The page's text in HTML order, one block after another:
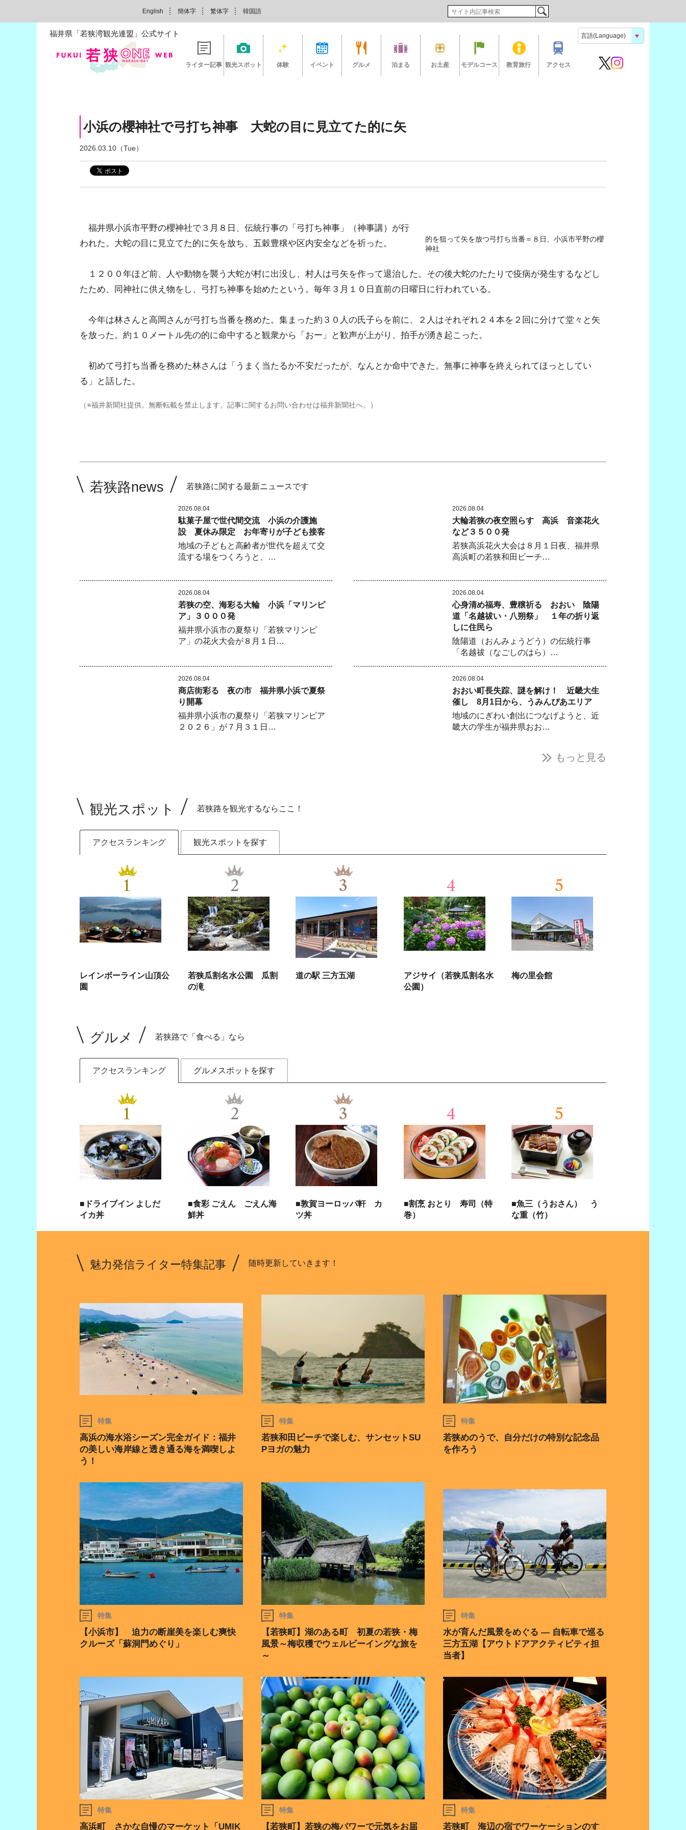
English 簡体字 繁体字 韓国語
福井県「若狭湾観光連盟」公式サイト
ライター記事 観光スポット 体験 イベント グルメ 泊まる お土産 モデルコース 教育旅行 アクセス
小浜の櫻神社で弓打ち神事 大蛇の目に見立てた的に矢
2026.03.10（Tue）
的を狙って矢を放つ弓打ち当番＝８日、小浜市平野の櫻
神社
福井県小浜市平野の櫻神社で３月８日、伝統行事の「弓打ち神事」（神事講）が行
われた。大蛇の目に見立てた的に矢を放ち、五穀豊穣や区内安全などを祈った。
１２００年ほど前、人や動物を襲う大蛇が村に出没し、村人は弓矢を作って退治した。その後大蛇のたたりで疫病が発生するなどし
たため、同神社に供え物をし、弓打ち神事を始めたという。毎年３月１０日直前の日曜日に行われている。
今年は林さんと高岡さんが弓打ち当番を務めた。集まった約３０人の氏子らを前に、２人はそれぞれ２４本を２回に分けて堂々と矢
を放った。約１０メートル先の的に命中すると観衆から「おー」と歓声が上がり、拍手が湧き起こった。
初めて弓打ち当番を務めた林さんは「うまく当たるか不安だったが、なんとか命中できた。無事に神事を終えられてほっとしてい
る」と話した。
（※福井新聞社提供。無断転載を禁止します。記事に関するお問い合わせは福井新聞社へ。）
若狭路news 若狭路に関する最新ニュースです
2026.08.04
駄菓子屋で世代間交流 小浜の介護施
設 夏休み限定 お年寄りが子ども接客
地域の子どもと高齢者が世代を超えて交
流する場をつくろうと、…
2026.08.04
大輪若狭の夜空照らす 高浜 音楽花火
など３５００発
若狭高浜花火大会は８月１日夜、福井県
高浜町の若狭和田ビーチ…
2026.08.04
若狭の空、海彩る大輪 小浜「マリンピ
ア」３０００発
福井県小浜市の夏祭り「若狭マリンピ
ア」の花火大会が８月１日…
2026.08.04
心身清め福寿、豊穣祈る おおい 陰陽
道「名越祓い・八朔祭」 １年の折り返
しに住民ら
陰陽道（おんみょうどう）の伝統行事
「名越祓（なごしのはら）…
2026.08.04
商店街彩る 夜の市 福井県小浜で夏祭
り開幕
福井県小浜市の夏祭り「若狭マリンピア
２０２６」が７月３１日…
2026.08.04
おおい町長失踪、謎を解け！ 近畿大生
催し 8月1日から、うみんぴあエリア
地域のにぎわい創出につなげようと、近
畿大の学生が福井県おお…
もっと見る
観光スポット 若狭路を観光するならここ！
アクセスランキング 観光スポットを探す
1
レインボーライン山頂公
園
2
若狭瓜割名水公園 瓜割
の滝
3
道の駅 三方五湖
4
アジサイ（若狭瓜割名水
公園）
5
梅の里会館
グルメ 若狭路で「食べる」なら
アクセスランキング グルメスポットを探す
1
■ドライブイン よしだ
イカ丼
2
■食彩 ごえん ごえん海
鮮丼
3
■敦賀ヨーロッパ軒 カ
ツ丼
4
■割烹 おとり 寿司（特
巻）
5
■魚三（うおさん） う
な重（竹）
魅力発信ライター特集記事 随時更新していきます！
特集
高浜の海水浴シーズン完全ガイド：福井
の美しい海岸線と透き通る海を満喫しよ
う！
特集
若狭和田ビーチで楽しむ、サンセットSU
Pヨガの魅力
特集
若狭めのうで、自分だけの特別な記念品
を作ろう
特集
【小浜市】 迫力の断崖美を楽しむ爽快
クルーズ「蘇洞門めぐり」
特集
【若狭町】湖のある町 初夏の若狭・梅
風景～梅収穫でウェルビーイングな旅を
～
特集
水が育んだ風景をめぐる ― 自転車で巡る
三方五湖【アウトドアアクティビティ担
当者】
特集
高浜町 さかな自慢のマーケット「UMIK
特集
【若狭町】若狭の梅パワーで元気をお届
特集
若狭町 海辺の宿でワーケーションのす